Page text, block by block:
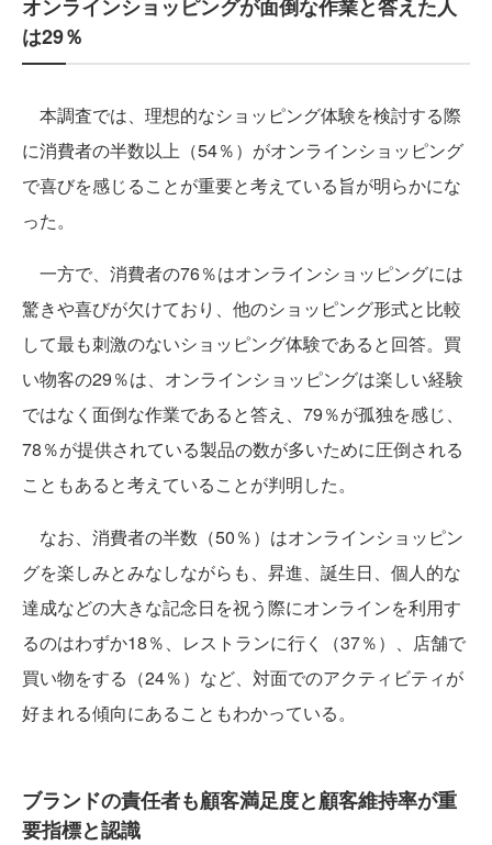
オンラインショッピングが面倒な作業と答えた人
は29％
本調査では、理想的なショッピング体験を検討する際
に消費者の半数以上（54％）がオンラインショッピング
で喜びを感じることが重要と考えている旨が明らかにな
った。
一方で、消費者の76％はオンラインショッピングには
驚きや喜びが欠けており、他のショッピング形式と比較
して最も刺激のないショッピング体験であると回答。買
い物客の29％は、オンラインショッピングは楽しい経験
ではなく面倒な作業であると答え、79％が孤独を感じ、
78％が提供されている製品の数が多いために圧倒される
こともあると考えていることが判明した。
なお、消費者の半数（50％）はオンラインショッピン
グを楽しみとみなしながらも、昇進、誕生日、個人的な
達成などの大きな記念日を祝う際にオンラインを利用す
るのはわずか18％、レストランに行く（37％）、店舗で
買い物をする（24％）など、対面でのアクティビティが
好まれる傾向にあることもわかっている。
ブランドの責任者も顧客満足度と顧客維持率が重
要指標と認識